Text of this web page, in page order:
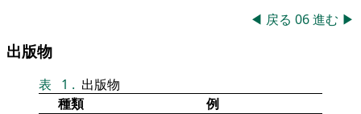
◀ 戻る 06進む ▶
出版物
表 1 . 出版物
種類
例